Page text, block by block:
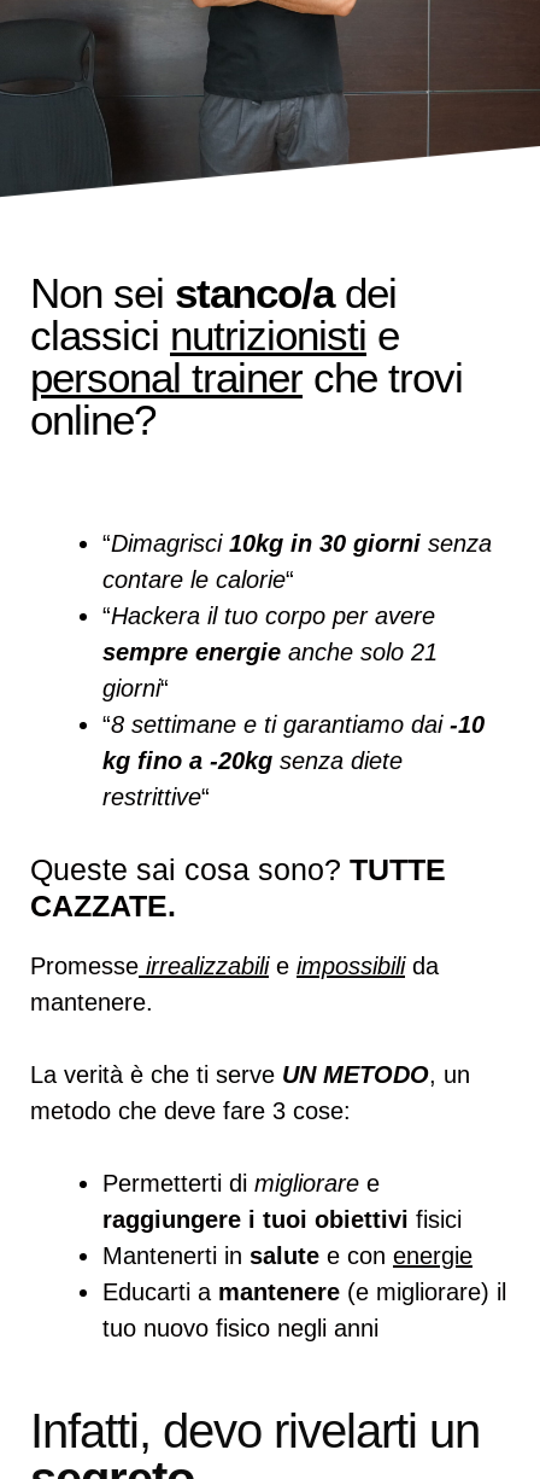
Non sei stanco/adei
classici nutrizionisti e
personal trainer che trovi
online?
“Dimagrisci 10kg in 30 giorni senza
contare le calorie“
“Hackera il tuo corpo per avere
sempre energie anche solo 21
giorni“
“8 settimane e ti garantiamo dai -10
kg fino a -20kg senza diete
restrittive“
Queste sai cosa sono? TUTTE
CAZZATE.
Promesse irrealizzabilie impossibilida
mantenere.
La verità è che ti serve UN METODO, un
metodo che deve fare 3 cose:
Permetterti di migliorare e
raggiungere i tuoi obiettivi fisici
Mantenerti in salute e con energie
Educarti a mantenere (e migliorare) il
tuo nuovo fisico negli anni
Infatti, devo rivelarti un